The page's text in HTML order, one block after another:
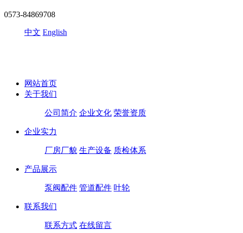
0573-84869708
中文 English
网站首页
关于我们
公司简介 企业文化 荣誉资质
企业实力
厂房厂貌 生产设备 质检体系
产品展示
泵阀配件 管道配件 叶轮
联系我们
联系方式 在线留言